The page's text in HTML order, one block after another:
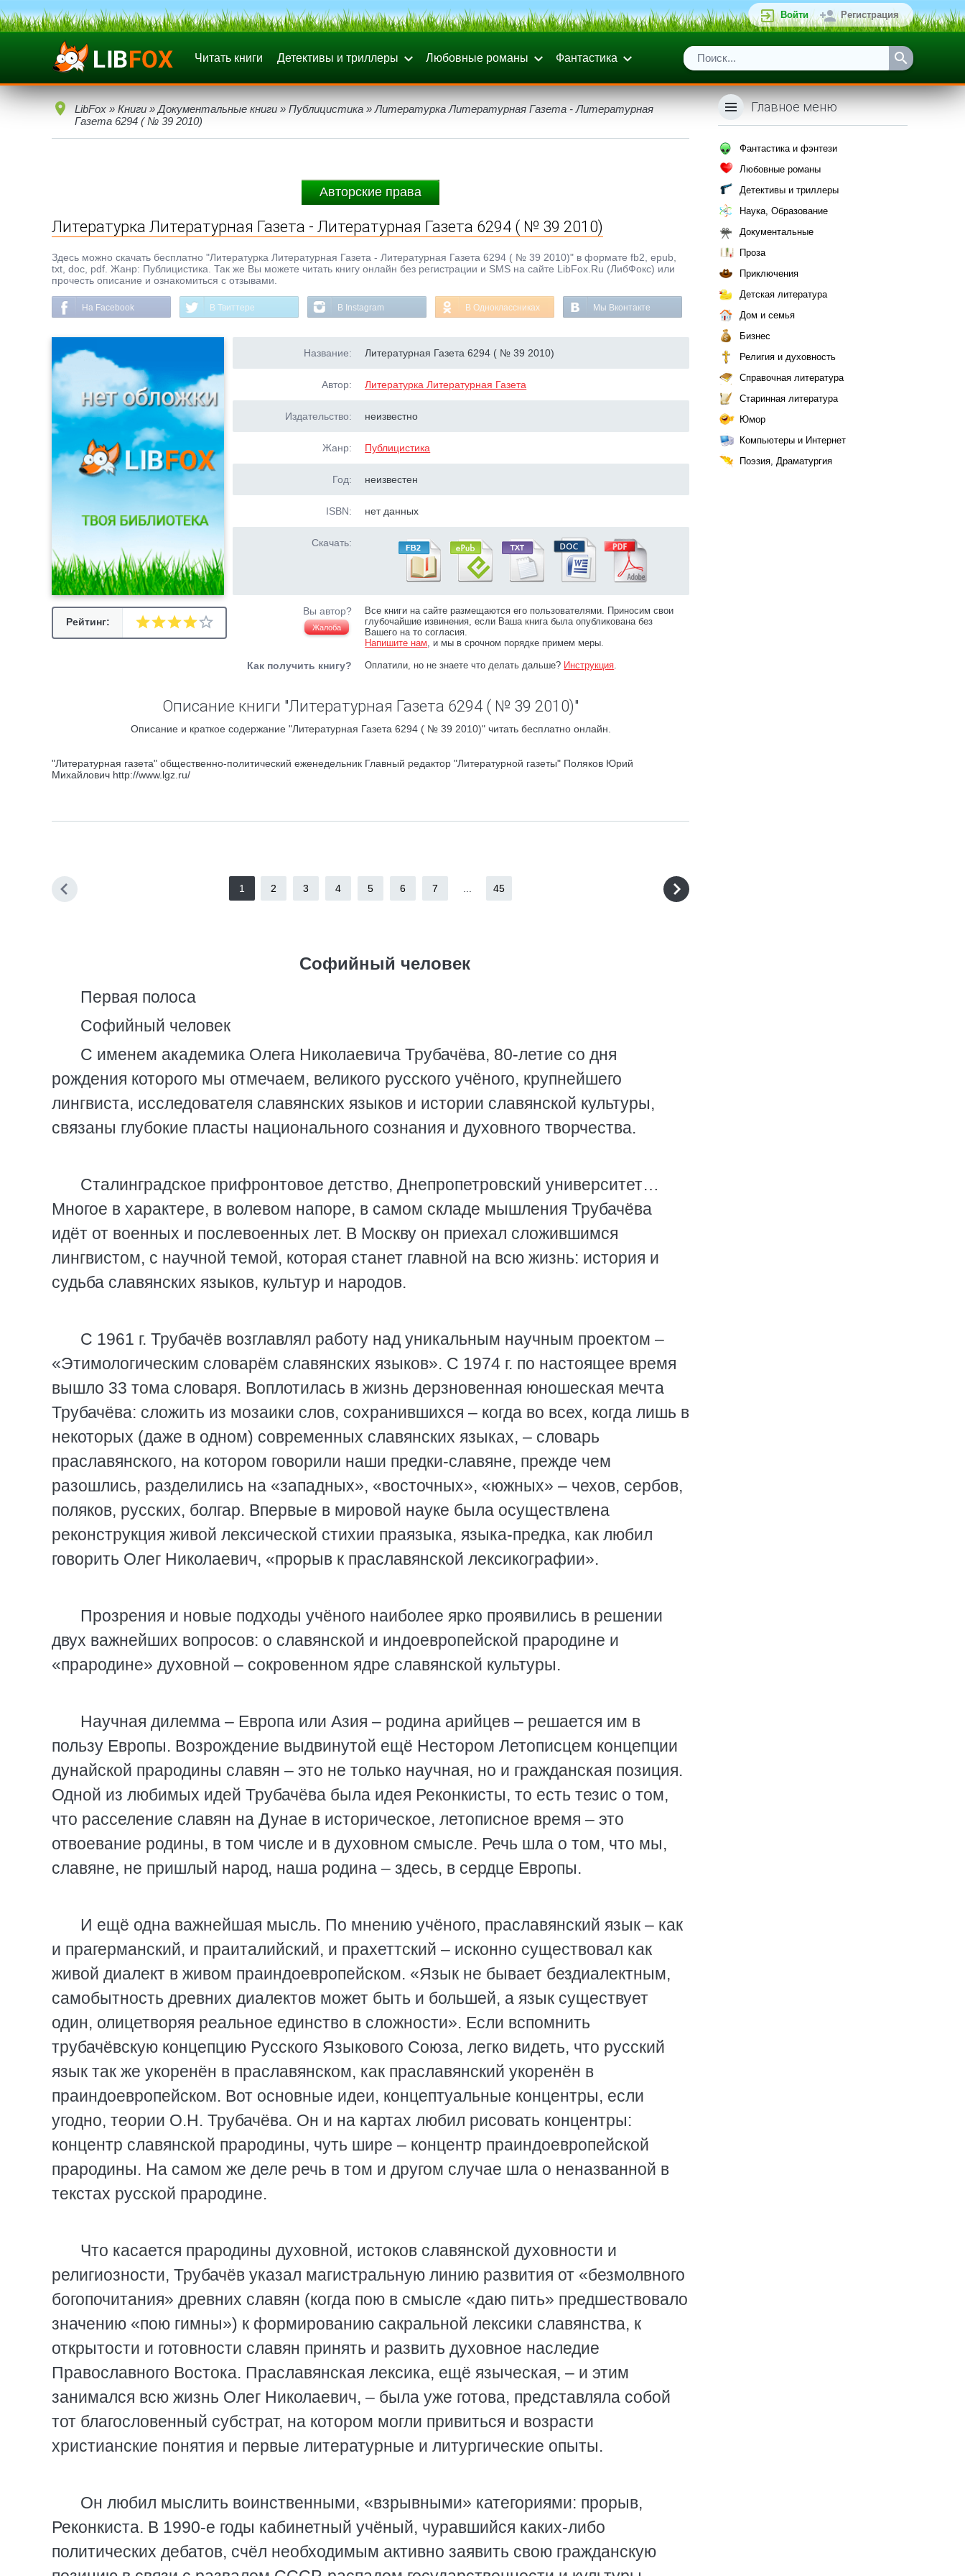
Войти Регистрация
Читать книги Детективы и триллеры Любовные романы Фантастика
LibFox » Книги » Документальные книги » Публицистика » Литературка Литературная Газета - Литературная
Газета 6294 ( № 39 2010)
Авторские права
Литературка Литературная Газета - Литературная Газета 6294 ( № 39 2010)
Здесь можно скачать бесплатно "Литературка Литературная Газета - Литературная Газета 6294 ( № 39 2010)" в формате fb2, epub,
txt, doc, pdf. Жанр: Публицистика. Так же Вы можете читать книгу онлайн без регистрации и SMS на сайте LibFox.Ru (ЛибФокс) или
прочесть описание и ознакомиться с отзывами.
На Facebook В Твиттере В Instagram В Одноклассниках Мы Вконтакте
Рейтинг:
Название: Литературная Газета 6294 ( № 39 2010)
Автор: Литературка Литературная Газета
Издательство: неизвестно
Жанр: Публицистика
Год: неизвестен
ISBN: нет данных
Скачать:
Вы автор?
Жалоба
Все книги на сайте размещаются его пользователями. Приносим свои
глубочайшие извинения, если Ваша книга была опубликована без
Вашего на то согласия.
Напишите нам, и мы в срочном порядке примем меры.
Как получить книгу? Оплатили, но не знаете что делать дальше? Инструкция.
Описание книги "Литературная Газета 6294 ( № 39 2010)"
Описание и краткое содержание "Литературная Газета 6294 ( № 39 2010)" читать бесплатно онлайн.
"Литературная газета" общественно-политический еженедельник Главный редактор "Литературной газеты" Поляков Юрий
Михайлович http://www.lgz.ru/
1 2 3 4 5 6 7 45
Софийный человек
Первая полоса
Софийный человек
С именем академика Олега Николаевича Трубачёва, 80-летие со дня
рождения которого мы отмечаем, великого русского учёного, крупнейшего
лингвиста, исследователя славянских языков и истории славянской культуры,
связаны глубокие пласты национального сознания и духовного творчества.
Сталинградское прифронтовое детство, Днепропетровский университет…
Многое в характере, в волевом напоре, в самом складе мышления Трубачёва
идёт от военных и послевоенных лет. В Москву он приехал сложившимся
лингвистом, с научной темой, которая станет главной на всю жизнь: история и
судьба славянских языков, культур и народов.
С 1961 г. Трубачёв возглавлял работу над уникальным научным проектом –
«Этимологическим словарём славянских языков». С 1974 г. по настоящее время
вышло 33 тома словаря. Воплотилась в жизнь дерзновенная юношеская мечта
Трубачёва: сложить из мозаики слов, сохранившихся – когда во всех, когда лишь в
некоторых (даже в одном) современных славянских языках, – словарь
праславянского, на котором говорили наши предки-славяне, прежде чем
разошлись, разделились на «западных», «восточных», «южных» – чехов, сербов,
поляков, русских, болгар. Впервые в мировой науке была осуществлена
реконструкция живой лексической стихии праязыка, языка-предка, как любил
говорить Олег Николаевич, «прорыв к праславянской лексикографии».
Прозрения и новые подходы учёного наиболее ярко проявились в решении
двух важнейших вопросов: о славянской и индоевропейской прародине и
«прародине» духовной – сокровенном ядре славянской культуры.
Научная дилемма – Европа или Азия – родина арийцев – решается им в
пользу Европы. Возрождение выдвинутой ещё Нестором Летописцем концепции
дунайской прародины славян – это не только научная, но и гражданская позиция.
Одной из любимых идей Трубачёва была идея Реконкисты, то есть тезис о том,
что расселение славян на Дунае в историческое, летописное время – это
отвоевание родины, в том числе и в духовном смысле. Речь шла о том, что мы,
славяне, не пришлый народ, наша родина – здесь, в сердце Европы.
И ещё одна важнейшая мысль. По мнению учёного, праславянский язык – как
и прагерманский, и праиталийский, и прахеттский – исконно существовал как
живой диалект в живом праиндоевропейском. «Язык не бывает бездиалектным,
самобытность древних диалектов может быть и большей, а язык существует
один, олицетворяя реальное единство в сложности». Если вспомнить
трубачёвскую концепцию Русского Языкового Союза, легко видеть, что русский
язык так же укоренён в праславянском, как праславянский укоренён в
праиндоевропейском. Вот основные идеи, концептуальные концентры, если
угодно, теории О.Н. Трубачёва. Он и на картах любил рисовать концентры:
концентр славянской прародины, чуть шире – концентр праиндоевропейской
прародины. На самом же деле речь в том и другом случае шла о неназванной в
текстах русской прародине.
Что касается прародины духовной, истоков славянской духовности и
религиозности, Трубачёв указал магистральную линию развития от «безмолвного
богопочитания» древних славян (когда пою в смысле «даю пить» предшествовало
значению «пою гимны») к формированию сакральной лексики славянства, к
открытости и готовности славян принять и развить духовное наследие
Православного Востока. Праславянская лексика, ещё языческая, – и этим
занимался всю жизнь Олег Николаевич, – была уже готова, представляла собой
тот благословенный субстрат, на котором могли привиться и возрасти
христианские понятия и первые литературные и литургические опыты.
Он любил мыслить воинственными, «взрывными» категориями: прорыв,
Реконкиста. В 1990-е годы кабинетный учёный, чуравшийся каких-либо
политических дебатов, счёл необходимым активно заявить свою гражданскую
Главное меню
Фантастика и фэнтези
Любовные романы
Детективы и триллеры
Наука, Образование
Документальные
Проза
Приключения
Детская литература
Дом и семья
Бизнес
Религия и духовность
Справочная литература
Старинная литература
Юмор
Компьютеры и Интернет
Поэзия, Драматургия